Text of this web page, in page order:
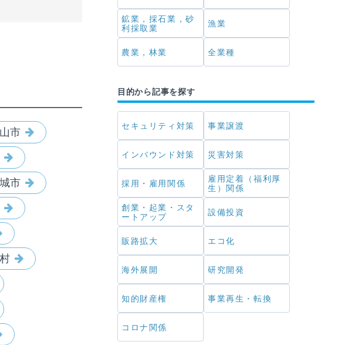
市
市
鉱業，採石業，砂
利採取業
漁業
農業，林業 全業種
目的から記事を探す
セキュリティ対策 事業譲渡
インバウンド対策 災害対策
採用・雇用関係
雇用定着（福利厚
生）関係
創業・起業・スタ
ートアップ
設備投資
販路拡大 エコ化
海外展開 研究開発
知的財産権 事業再生・転換
コロナ関係